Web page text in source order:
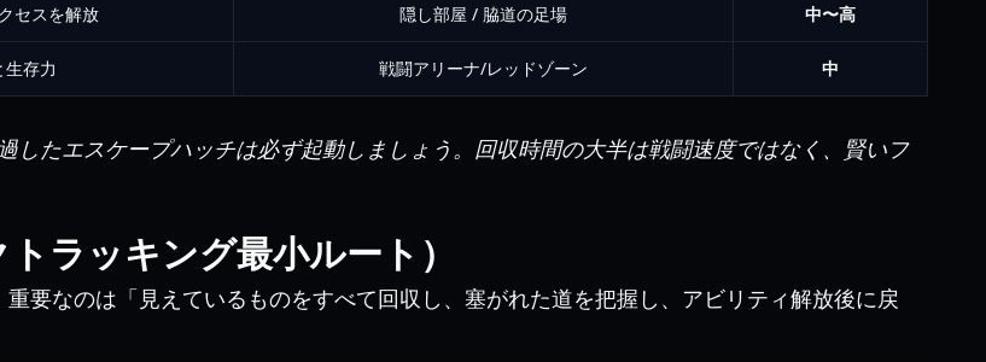
セスを解放 隠し部屋 / 脇道の足場 中〜高
生存力 戦闘アリーナ/レッドゾーン 中
したエスケープハッチは必ず起動しましょう。回収時間の大半は戦闘速度ではなく、賢いフ
ラッキング最小ルート）
要なのは「見えているものをすべて回収し、塞がれた道を把握し、アビリティ解放後に戻